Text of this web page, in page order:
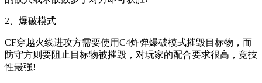
2、爆破模式
CF穿越火线进攻方需要使用C4炸弹爆破模式摧毁目标物，而
防守方则要阻止目标物被摧毁，对玩家的配合要求很高，竞技
性最强!